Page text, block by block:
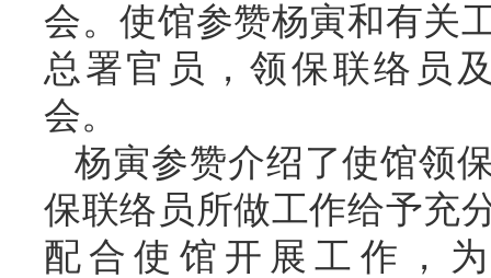
会。使馆参赞杨寅和有关
总署官员，领保联络员
会。
杨寅参赞介绍了使馆领
保联络员所做工作给予充
配合使馆开展工作，